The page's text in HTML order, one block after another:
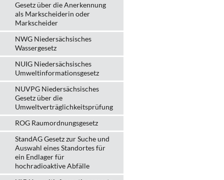
Gesetz über die Anerkennung
als Markscheiderin oder
Markscheider
NWG Niedersächsisches
Wassergesetz
NUIG Niedersächsisches
Umweltinformationsgesetz
NUVPG Niedersächsisches
Gesetz über die
Umweltverträglichkeitsprüfung
ROG Raumordnungsgesetz
StandAG Gesetz zur Suche und
Auswahl eines Standortes für
ein Endlager für
hochradioaktive Abfälle